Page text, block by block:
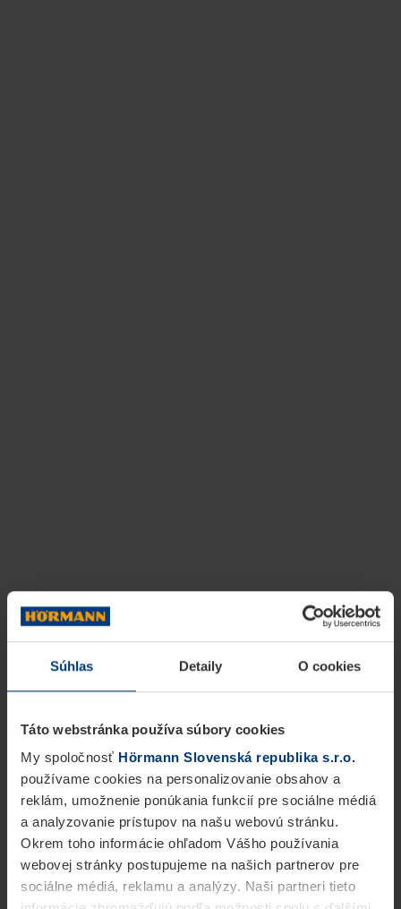
Súhlas Detaily O cookies
Táto webstránka používa súbory cookies
My spoločnosť Hörmann Slovenská republika s.r.o.
používame cookies na personalizovanie obsahov a
reklám, umožnenie ponúkania funkcií pre sociálne médiá
a analyzovanie prístupov na našu webovú stránku.
Okrem toho informácie ohľadom Vášho používania
webovej stránky postupujeme na našich partnerov pre
sociálne médiá, reklamu a analýzy. Naši partneri tieto